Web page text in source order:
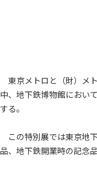
東京メトロと（財）メ
中、地下鉄博物館におい
する。
この特別展では東京地
品、地下鉄開業時の記念